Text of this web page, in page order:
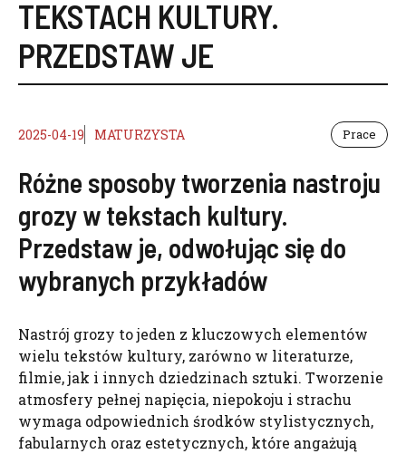
TEKSTACH KULTURY.
PRZEDSTAW JE
2025-04-19 MATURZYSTA Prace
Różne sposoby tworzenia nastroju
grozy w tekstach kultury.
Przedstaw je, odwołując się do
wybranych przykładów
Nastrój grozy to jeden z kluczowych elementów
wielu tekstów kultury, zarówno w literaturze,
filmie, jak i innych dziedzinach sztuki. Tworzenie
atmosfery pełnej napięcia, niepokoju i strachu
wymaga odpowiednich środków stylistycznych,
fabularnych oraz estetycznych, które angażują